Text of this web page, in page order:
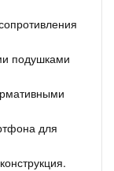
подушками
для